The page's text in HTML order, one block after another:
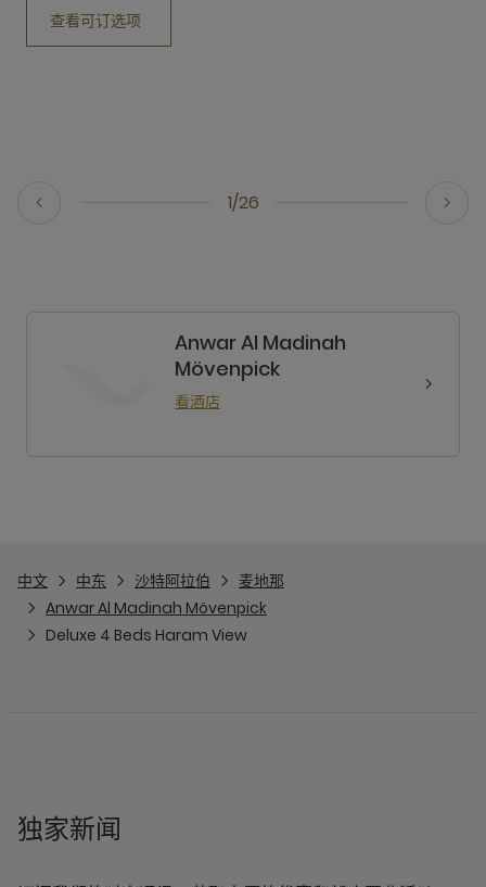
1/26
查看可订选项
Anwar Al Madinah
Mövenpick
看酒店
中文 中东 沙特阿拉伯
麦地那
Anwar Al Madinah Mövenpick
Deluxe 4 Beds Haram View
独家新闻